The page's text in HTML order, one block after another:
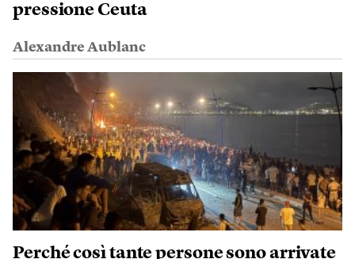
pressione Ceuta
Alexandre Aublanc
Perché così tante persone sono arrivate